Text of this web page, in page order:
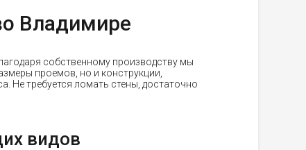
Владимире
собственному производству мы
проемов, но и конструкции,
Не требуется ломать стены, достаточно
видов